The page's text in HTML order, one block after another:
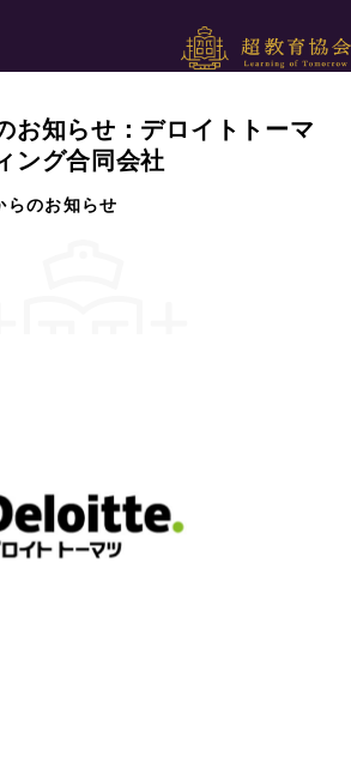
お知らせ：デロイトトーマ
ング合同会社
らのお知らせ